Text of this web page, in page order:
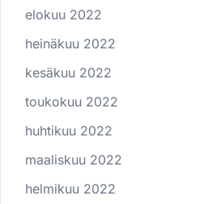
elokuu 2022
heinäkuu 2022
kesäkuu 2022
toukokuu 2022
huhtikuu 2022
maaliskuu 2022
helmikuu 2022